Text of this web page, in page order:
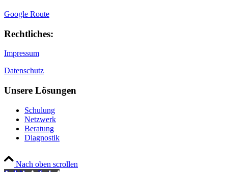
Google Route
Rechtliches:
Impressum
Datenschutz
Unsere Lösungen
Schulung
Netzwerk
Beratung
Diagnostik
Nach oben scrollen